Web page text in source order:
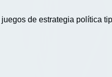
de estrategia política